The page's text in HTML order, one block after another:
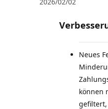
Neues
können